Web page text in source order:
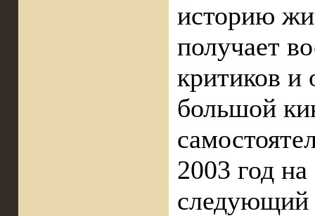
историю
получает
критиков и
большой
2003 год
следующий